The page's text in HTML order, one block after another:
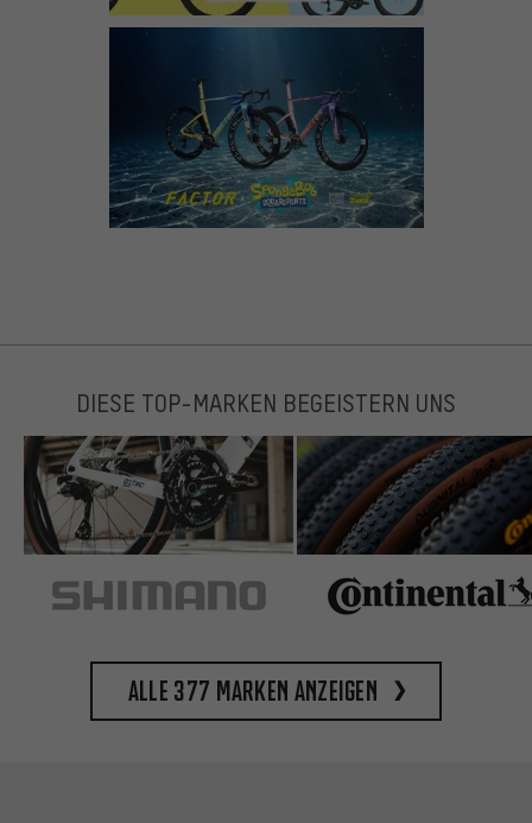
DIESE TOP-MARKEN BEGEISTERN UNS
Alle 377 Marken anzeigen